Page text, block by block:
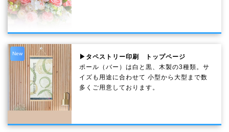
New
▶タペストリー印刷 トップページ
ポール（バー）は白と黒、木製の3種類。サ
イズも用途に合わせて 小型から大型まで数
多くご用意しております。